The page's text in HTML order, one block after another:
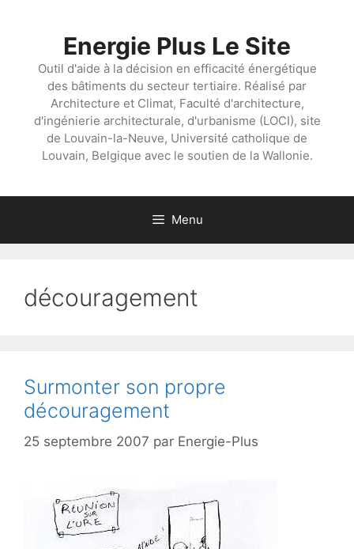
Energie Plus Le Site
Outil d'aide à la décision en efficacité énergétique
des bâtiments du secteur tertiaire. Réalisé par
Architecture et Climat, Faculté d'architecture,
d'ingénierie architecturale, d'urbanisme (LOCI), site
de Louvain-la-Neuve, Université catholique de
Louvain, Belgique avec le soutien de la Wallonie.
Menu
découragement
Surmonter son propre
découragement
25 septembre 2007 par Energie-Plus